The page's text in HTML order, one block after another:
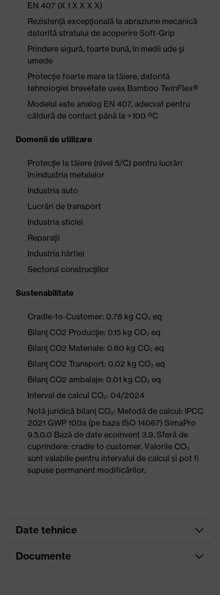
EN 407 (X 1 X X X X)
Rezistenţă excepţională la abraziune mecanică
datorită stratului de acoperire Soft-Grip
Prindere sigură, foarte bună, în medii ude şi
umede
Protecţie foarte mare la tăiere, datorită
tehnologiei brevetate uvex Bamboo TwinFlex®
Modelul este analog EN 407, adecvat pentru
căldură de contact până la +100 ºC
Domenii de utilizare
Protecţie la tăiere (nivel 5/C) pentru lucrări
în:industria metalelor
Industria auto
Lucrări de transport
Industria sticlei
Reparaţii
Industria hârtiei
Sectorul construcţiilor
Sustenabilitate
Cradle-to-Customer: 0.78 kg CO₂ eq
Bilanţ CO2 Producţie: 0.15 kg CO₂ eq
Bilanţ CO2 Materiale: 0.60 kg CO₂ eq
Bilanţ CO2 Transport: 0.02 kg CO₂ eq
Bilanţ CO2 ambalaje: 0.01 kg CO₂ eq
Interval de calcul CO₂: 04/2024
Notă juridică bilanţ CO₂: Metodă de calcul: IPCC
2021 GWP 100a (pe baza ISO 14067) SimaPro
9.5.0.0 Bază de date ecoinvent 3.9. Sferă de
cuprindere: cradle to customer. Valorile CO₂
sunt valabile pentru intervalul de calcul și pot fi
supuse permanent modificărilor.
Date tehnice
Culoare
Documente